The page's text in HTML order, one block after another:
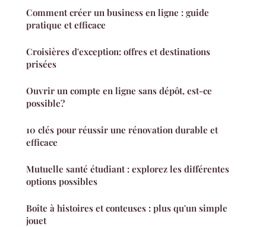
Comment créer un business en ligne : guide
pratique et efficace
Croisières d'exception: offres et destinations
prisées
Ouvrir un compte en ligne sans dépôt, est-ce
possible?
10 clés pour réussir une rénovation durable et
efficace
Mutuelle santé étudiant : explorez les différentes
options possibles
Boîte à histoires et conteuses : plus qu'un simple
jouet